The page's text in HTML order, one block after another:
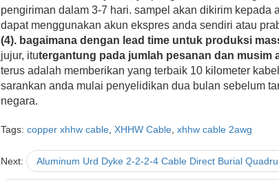
pengiriman dalam 3-7 hari. sampel akan dikirim kepada
dapat menggunakan akun ekspres anda sendiri atau
(4). bagaimana dengan lead time untuk produksi
jujur, itutergantung pada jumlah pesanan dan musim
terus adalah memberikan yang terbaik 10 kilometer
sarankan anda mulai penyelidikan dua bulan sebelum
negara.
Tags: copper xhhw cable XHHW Cable xhhw cable 2awg
Next: Aluminum Urd Dyke 2-2-2-4 Cable Direct Burial